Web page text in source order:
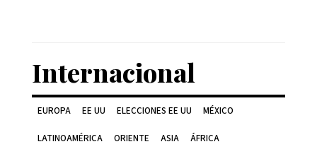
Internacional
EUROPA EE UU ELECCIONES EE UU MÉXICO
LATINOAMÉRICA ORIENTE ASIA ÁFRICA